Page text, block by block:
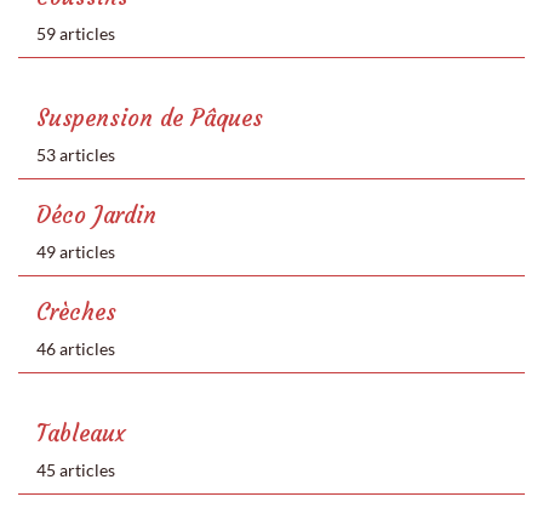
59 articles
Suspension de Pâques
53 articles
Déco Jardin
49 articles
Crèches
46 articles
Tableaux
45 articles